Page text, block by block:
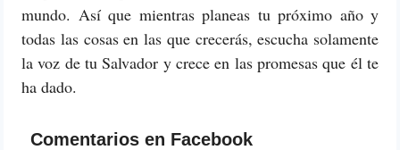
mundo. Así que mientras planeas tu próximo año y
todas las cosas en las que crecerás, escucha solamente
la voz de tu Salvador y crece en las promesas que él te
ha dado.
Comentarios en Facebook